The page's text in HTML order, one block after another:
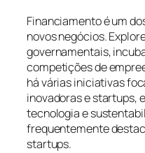
Financiamento é um
novos negócios.
governamentais,
competições de
há várias iniciativas
inovadoras e startups,
tecnologia e
frequentemente
startups.